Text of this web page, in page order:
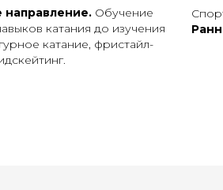
направление. Обучение
катания до изучения
катание, фристайл-
Р